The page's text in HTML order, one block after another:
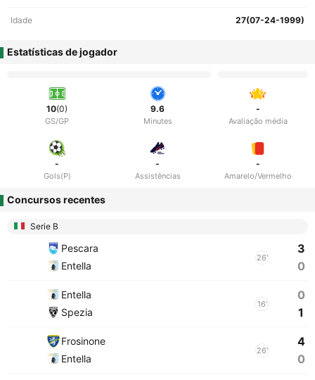
Idade 27(07-24-1999)
Estatísticas de jogador
10(0)
GS/GP
9.6
Minutes
-
Avaliação média
-
Gols(P)
-
Assistências
-
Amarelo/Vermelho
Concursos recentes
Serie B
Pescara
Entella
26'
3
0
Entella
Spezia
16'
0
1
Frosinone
Entella
26'
4
0